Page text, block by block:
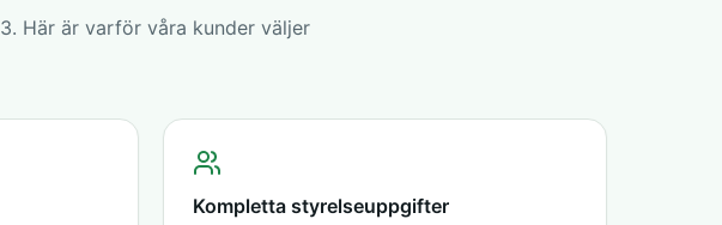
Här är varför våra kunder väljer
Kompletta styrelseuppgifter